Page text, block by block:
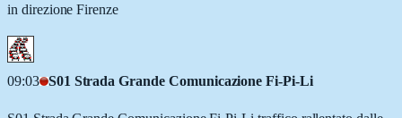
in direzione Firenze
09:03 S01 Strada Grande Comunicazione Fi-Pi-Li